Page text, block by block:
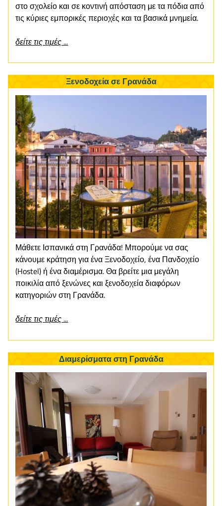
στο σχολείο και σε κοντινή απόσταση με τα πόδια από
τις κύριες εμπορικές περιοχές και τα βασικά μνημεία.
δείτε τις τιμές ...
Ξενοδοχεία σε Γρανάδα
Μάθετε Ισπανικά στη Γρανάδα! Μπορούμε να σας
κάνουμε κράτηση για ένα Ξενοδοχείο, ένα Πανδοχείο
(Hostel) ή ένα διαμέρισμα. Θα βρείτε μια μεγάλη
ποικιλία από ξενώνες και ξενοδοχεία διαφόρων
κατηγοριών στη Γρανάδα.
δείτε τις τιμές ...
Διαμερίσματα στη Γρανάδα